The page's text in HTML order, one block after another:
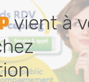
vient à